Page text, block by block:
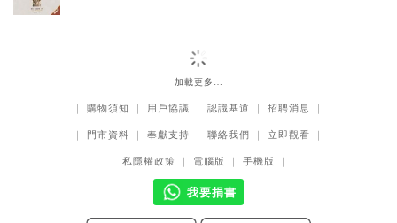
加載更多…
購物須知 用戶協議 認識基道 招聘消息
門市資料 奉獻支持 聯絡我們 立即觀看
私隱權政策 電腦版 手機版
我要捐書